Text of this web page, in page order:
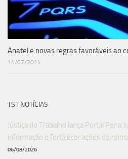
Anatel e novas regras favoráveis ao
14/07/2014
TST NOTÍCIAS
Justiça do Trabalho lança Portal Pena
informação e fortalecer ações de
06/08/2026